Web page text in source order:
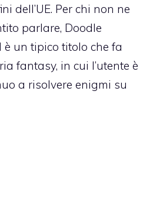
dell’UE. Per chi non ne
parlare, Doodle
un tipico titolo che fa
fantasy, in cui l’utente è
a risolvere enigmi su